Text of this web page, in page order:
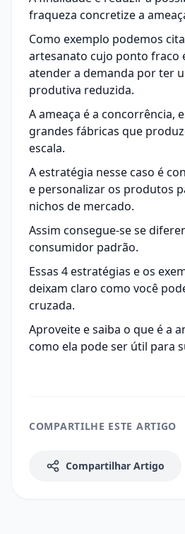
fraqueza concretize a
Como exemplo podemos
artesanato cujo ponto fraco
atender a demanda por ter
produtiva reduzida.
A ameaça é a concorrência,
grandes fábricas que
escala.
A estratégia nesse caso é
e personalizar os produtos
nichos de mercado.
Assim consegue-se se
consumidor padrão.
Essas 4 estratégias e os
deixam claro como você
cruzada.
Aproveite e saiba o que é a
como ela pode ser útil para
COMPARTILHE ESTE ARTIGO
Compartilhar Artigo